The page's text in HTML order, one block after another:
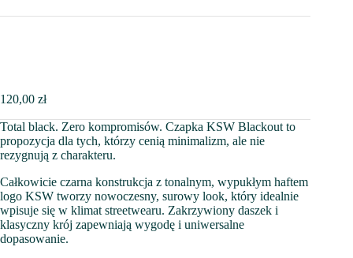
120,00 zł
Total black. Zero kompromisów. Czapka KSW Blackout to
propozycja dla tych, którzy cenią minimalizm, ale nie
rezygnują z charakteru.
Całkowicie czarna konstrukcja z tonalnym, wypukłym haftem
logo KSW tworzy nowoczesny, surowy look, który idealnie
wpisuje się w klimat streetwearu. Zakrzywiony daszek i
klasyczny krój zapewniają wygodę i uniwersalne
dopasowanie.